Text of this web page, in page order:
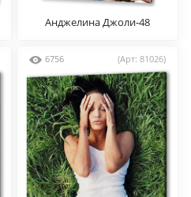
Анджелина Джоли-48
6756 (Арт: 81026)